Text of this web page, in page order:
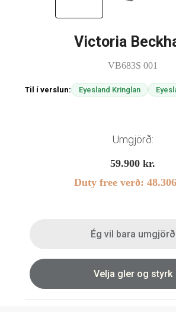
Hálfsmánaðarlinsur
Mánaðarlinsur
Augnmeðferðir
Gleraugnaklútar og sprey
Stækkunargler
Victoria
VB683S 001
Til í verslun: Eyesland Kringlan
Umgjörð:
59.900 kr.
Duty free verð: 48.306
Ég vil bara umgjörð
Velja gler og styrk